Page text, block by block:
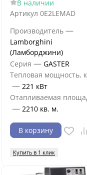
В наличии
Артикул 0E2LEMAD
Производитель —
Lamborghini
(Ламборджини)
Серия — GASTER
Тепловая мощность,
— 221 кВт
Отапливаемая
— 2210 кв. м.
В корзину
Купить в 1 клик